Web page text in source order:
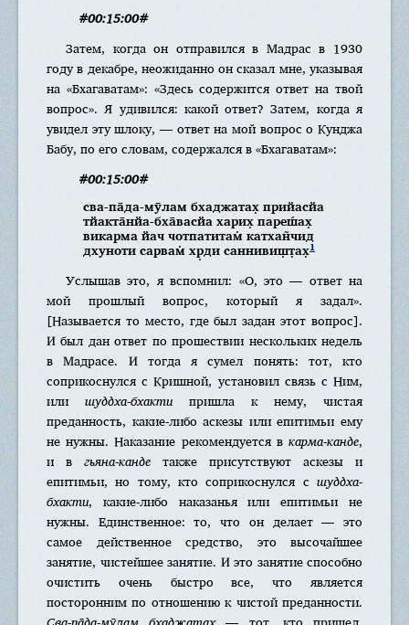
#00:15:00#
Затем, когда он отправился в Мадрас в 1930
году в декабре, неожиданно он сказал мне, указывая
на «Бхагаватам»: «Здесь содержится ответ на твой
вопрос». Я удивился: какой ответ? Затем, когда я
увидел эту шлоку, — ответ на мой вопрос о Кунджа
Бабу, по его словам, содержался в «Бхагаватам»:
#00:15:00#
сва-па̄да-мӯлам бхаджатах̣ прийасйа
тйакта̄нйа-бха̄васйа харих̣ пареш́ах̣
викарма йач чотпатитам̇ катхан̃чид
дхуноти сарвам̇ хр̣ди саннивиш̣т̣ах̣1
Услышав это, я вспомнил: «О, это — ответ на
мой прошлый вопрос, который я задал».
[Называется то место, где был задан этот вопрос].
И был дан ответ по прошествии нескольких недель
в Мадрасе. И тогда я сумел понять: тот, кто
соприкоснулся с Кришной, установил связь с Ним,
или шуддха-бхактипришла к нему, чистая
преданность, какие-либо аскезы или епитимьи ему
не нужны. Наказание рекомендуется в карма-канде,
и в гьяна-канде также присутствуют аскезы и
епитимьи, но тому, кто соприкоснулся с шуддха-
бхакти, какие-либо наказанья или епитимьи не
нужны. Единственное: то, что он делает — это
самое действенное средство, это высочайшее
занятие, чистейшее занятие. И это занятие способно
очистить очень быстро все, что является
посторонним по отношению к чистой преданности.